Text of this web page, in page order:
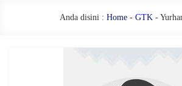
Anda disini : Home- GTK-